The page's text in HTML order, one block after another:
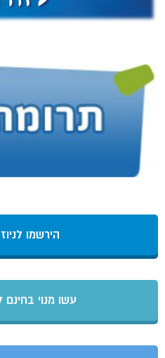
הירשמו
עשו מנוי